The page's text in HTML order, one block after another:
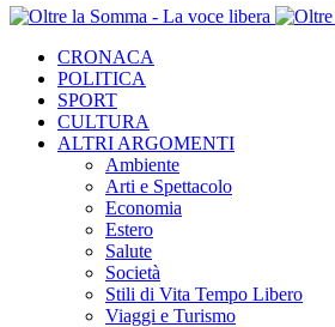
CRONACA
POLITICA
SPORT
CULTURA
ALTRI ARGOMENTI
Ambiente
Arti e Spettacolo
Economia
Estero
Salute
Società
Stili di Vita Tempo Libero
Viaggi e Turismo